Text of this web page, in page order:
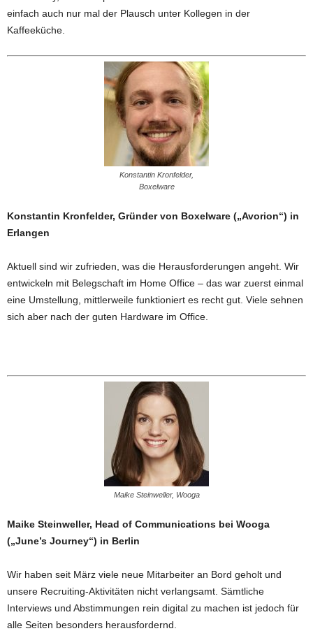
einfach auch nur mal der Plausch unter Kollegen in der
Kaffeeküche.
Konstantin Kronfelder,
Boxelware
Konstantin Kronfelder, Gründer von Boxelware („Avorion“) in
Erlangen
Aktuell sind wir zufrieden, was die Herausforderungen angeht. Wir
entwickeln mit Belegschaft im Home Office – das war zuerst einmal
eine Umstellung, mittlerweile funktioniert es recht gut. Viele sehnen
sich aber nach der guten Hardware im Office.
Maike Steinweller, Wooga
Maike Steinweller, Head of Communications bei Wooga
(„June’s Journey“) in Berlin
Wir haben seit März viele neue Mitarbeiter an Bord geholt und
unsere Recruiting-Aktivitäten nicht verlangsamt. Sämtliche
Interviews und Abstimmungen rein digital zu machen ist jedoch für
alle Seiten besonders herausfordernd.